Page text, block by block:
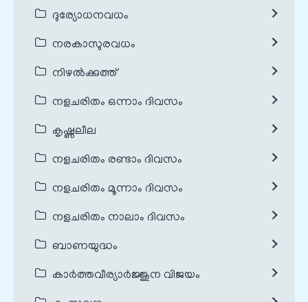
ദുര്യോധനവധം
നരകാസുരവധം
നിഴൽക്കുത്ത്
നളചരിതം ഒന്നാം ദിവസം
കൃഷ്ണലീല
നളചരിതം രണ്ടാം ദിവസം
നളചരിതം മൂന്നാം ദിവസം
നളചരിതം നാലാം ദിവസം
ബാണയുദ്ധം
കാർത്തവീര്യാർജ്ജുന വിജയം